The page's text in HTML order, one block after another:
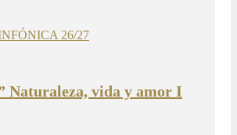
26/27
Naturaleza, vida y amor I